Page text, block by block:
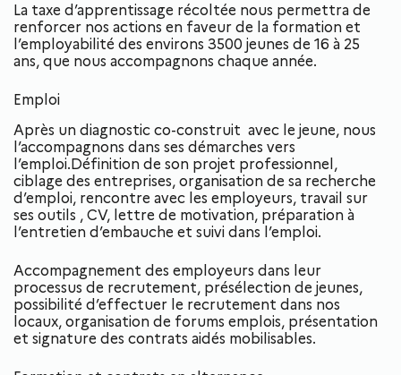
La taxe d’apprentissage récoltée nous permettra de
renforcer nos actions en faveur de la formation et
l’employabilité des environs 3500 jeunes de 16 à 25
ans, que nous accompagnons chaque année.
Emploi
Après un diagnostic co-construit avec le jeune, nous
l’accompagnons dans ses démarches vers
l’emploi.Définition de son projet professionnel,
ciblage des entreprises, organisation de sa recherche
d’emploi, rencontre avec les employeurs, travail sur
ses outils , CV, lettre de motivation, préparation à
l’entretien d’embauche et suivi dans l’emploi.
Accompagnement des employeurs dans leur
processus de recrutement, présélection de jeunes,
possibilité d’effectuer le recrutement dans nos
locaux, organisation de forums emplois, présentation
et signature des contrats aidés mobilisables.